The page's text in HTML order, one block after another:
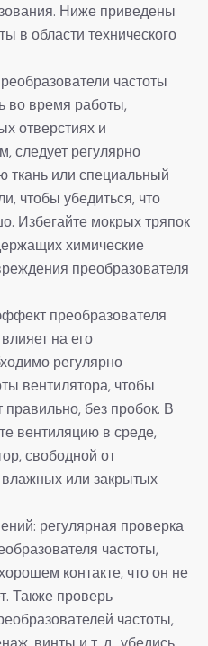
Ниже приведены
в области технического
частоты
во время работы,
отверстиях и
следует регулярно
ткань или специальный
чтобы убедиться, что
Избегайте мокрых тряпок
химические
преобразователя
преобразователя
на его
регулярно
вентилятора, чтобы
правильно, без пробок. В
вентиляцию в среде,
свободной от
или закрытых
регулярная проверка
частоты,
контакте, что он не
Также проверь
частоты,